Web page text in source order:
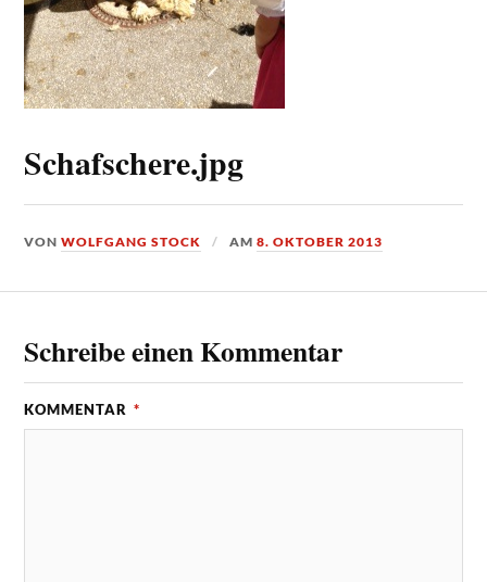
Schafschere.jpg
VONWOLFGANG STOCK AM8. OKTOBER 2013
Schreibe einen Kommentar
KOMMENTAR *